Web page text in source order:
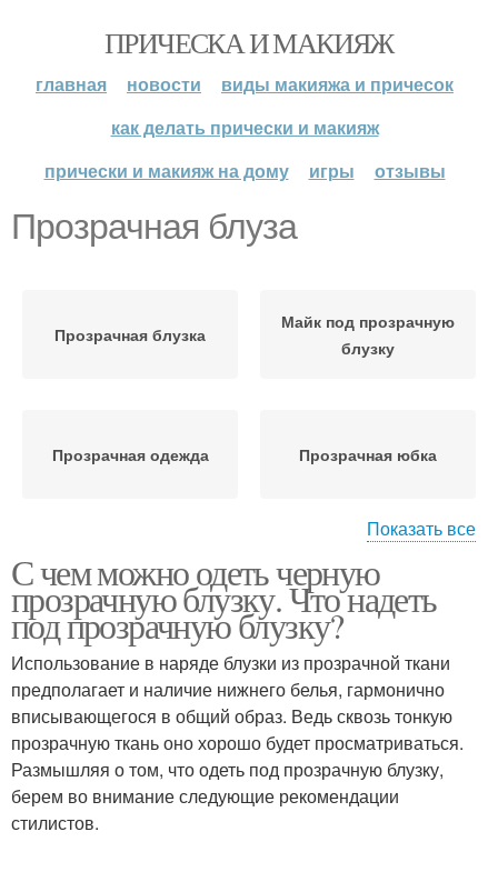
ПРИЧЕСКА И МАКИЯЖ
главная новости
виды макияжа и причесок
как делать прически и макияж
прически и макияж на дому
игры отзывы
Прозрачная блуза
Прозрачная блузка
Майк под прозрачную
блузку
Прозрачная одежда Прозрачная юбка
Прозрачная рубашка Прозрачные брюки
Показать все
С чем можно одеть черную
прозрачную блузку. Что надеть
под прозрачную блузку?
Использование в наряде блузки из прозрачной ткани
предполагает и наличие нижнего белья, гармонично
вписывающегося в общий образ. Ведь сквозь тонкую
прозрачную ткань оно хорошо будет просматриваться.
Размышляя о том, что одеть под прозрачную блузку,
берем во внимание следующие рекомендации
стилистов.